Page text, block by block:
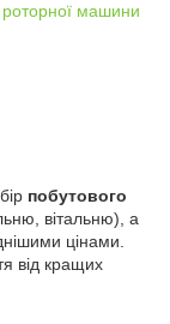
машини
побутового
вітальню), а
цінами.
від кращих